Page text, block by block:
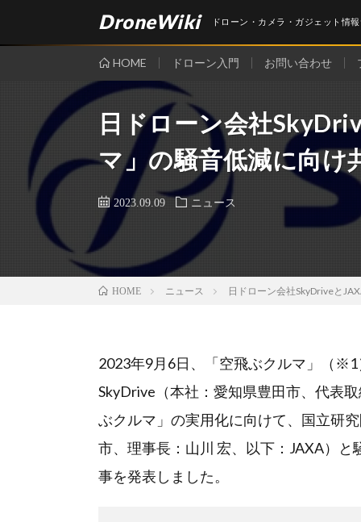
DroneWiki ドローン・カメラ・ガジェット情
HOME ドローン入門 お問い合わせ
日ドローン会社
マ」の騒音低減に向け
2023.09.09 ニュース
HOME ニュース 日ドローン会社SkyDriveと
2023年9月6日、「空飛ぶクルマ」（
SkyDrive（本社：愛知県豊田市、代表
ぶクルマ」の実用化に向けて、国立研
市、理事長：山川 宏、以下：JAXA）
事を発表しました。